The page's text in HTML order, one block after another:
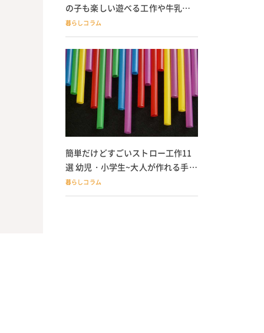
の子も楽しい遊べる工作や牛乳パ
ック貯金箱も
暮らしコラム
簡単だけどすごいストロー工作11
選 幼児・小学生~大人が作れる手作
りおもちゃ
暮らしコラム